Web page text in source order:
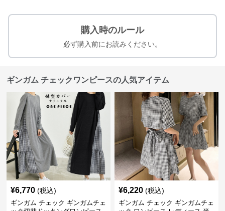
購入時のルール
必ず購入前にお読みください。
ギンガム チェックワンピースの人気アイテム
¥6,770 (税込)
ギンガム チェック ギンガムチェ
¥6,220 (税込)
ギンガム チェック ギンガムチェ